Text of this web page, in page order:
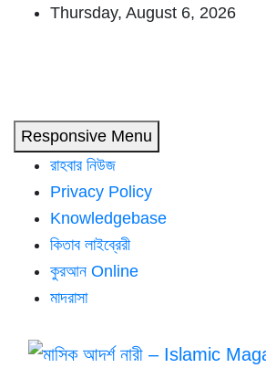
Thursday, August 6, 2026
Responsive Menu
রাহবার নিউজ
Privacy Policy
Knowledgebase
কিতাব লাইব্রেরী
কুরআন Online
মাদরাসা